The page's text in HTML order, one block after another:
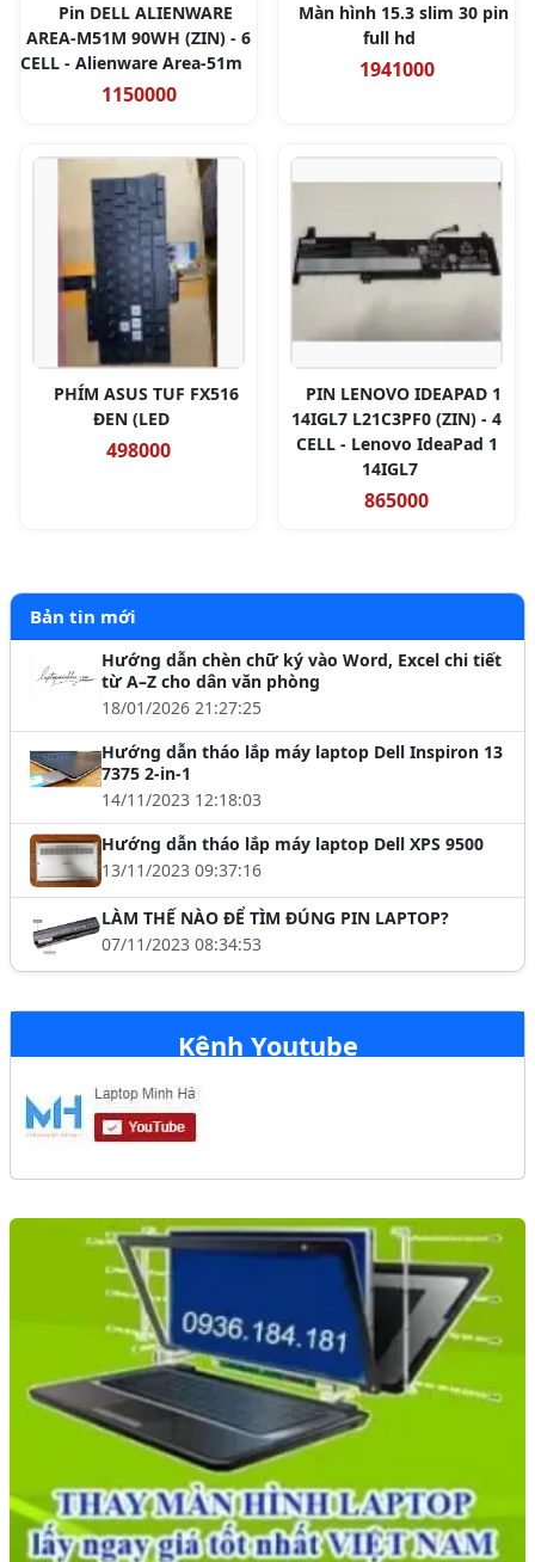
Pin DELL ALIENWARE
AREA-M51M 90WH (ZIN) - 6
CELL - Alienware Area-51m
1150000
Màn hình 15.3 slim 30 pin
full hd
1941000
PHÍM ASUS TUF FX516
ĐEN (LED
498000
PIN LENOVO IDEAPAD 1
14IGL7 L21C3PF0 (ZIN) - 4
CELL - Lenovo IdeaPad 1
14IGL7
865000
Bản tin mới
Hướng dẫn chèn chữ ký vào Word, Excel chi tiết
từ A–Z cho dân văn phòng
18/01/2026 21:27:25
Hướng dẫn tháo lắp máy laptop Dell Inspiron 13
7375 2-in-1
14/11/2023 12:18:03
Hướng dẫn tháo lắp máy laptop Dell XPS 9500
13/11/2023 09:37:16
LÀM THẾ NÀO ĐỂ TÌM ĐÚNG PIN LAPTOP?
07/11/2023 08:34:53
Kênh Youtube